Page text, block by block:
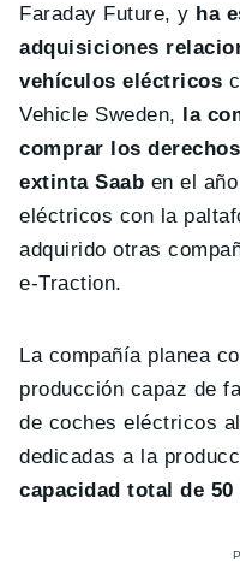
Faraday Future, y ha
adquisiciones
vehículos eléctricos
Vehicle Sweden, la
comprar los
extinta Saab en el
eléctricos con la
adquirido otras
e-Traction.
La compañía planea
producción capaz de
de coches eléctricos
dedicadas a la
capacidad total de 50